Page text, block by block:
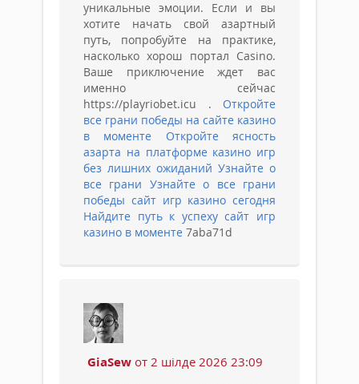
уникальные эмоции. Если и вы
хотите начать свой азартный
путь, попробуйте на практике,
насколько хорош портал Casino.
Ваше приключение ждет вас
именно сейчас
https://playriobet.icu . Откройте
все грани победы на сайте казино
в моменте
Откройте ясность
азарта на платформе казино игр
без лишних ожиданий Узнайте о
все грани Узнайте о все грани
победы сайт игр казино сегодня
Найдите путь к успеху сайт игр
казино в моменте 7aba71d
GiaSew от 2 шілде 2026 23:09